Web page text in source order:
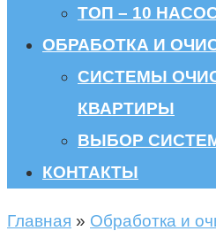
ТОП – 10
ОБРАБОТКА И
СИСТЕМЫ
КВАРТИРЫ
ВЫБОР
КОНТАКТЫ
Главная » Обработка и